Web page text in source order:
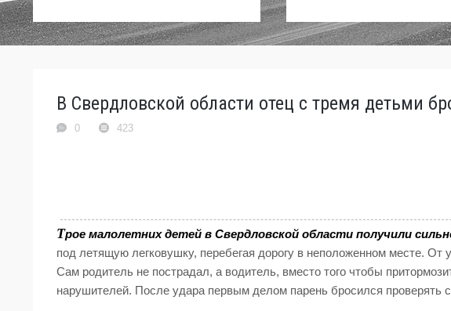
В Свердловской области отец с тремя детьми
0 423
Трое малолетних детей в Свердловской области получили
под летящую легковушку, перебегая дорогу в неположенном месте.
Сам родитель не пострадал, а водитель, вместо того чтобы
нарушителей. После удара первым делом парень бросился проверять